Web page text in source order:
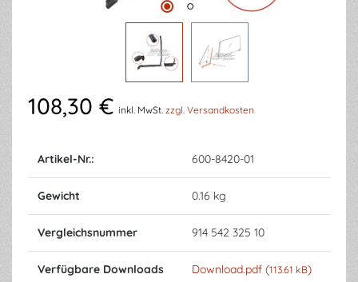
108,30 € inkl. MwSt. zzgl. Versandkosten
Artikel-Nr.: 600-8420-01
Gewicht 0.16 kg
Vergleichsnummer 914 542 325 10
Verfügbare Downloads Download.pdf (113.61 kB)